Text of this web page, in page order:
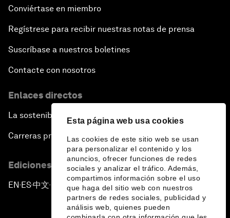
Esta página web usa cookies
Las cookies de este sitio web se usan
para personalizar el contenido y los
anuncios, ofrecer funciones de redes
sociales y analizar el tráfico. Además,
compartimos información sobre el uso
que haga del sitio web con nuestros
partners de redes sociales, publicidad y
análisis web, quienes pueden
Conviértase en miembro
Regístrese para recibir nuestras notas de prensa
Suscríbase a nuestros boletines
Contacte con nosotros
Enlaces directos
La sostenibilidad en el Foro
Carreras profesionales
Ediciones en otros idiomas
EN ▪ES▪中文▪ 日本語